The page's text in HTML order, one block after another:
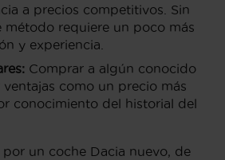
a precios competitivos. Sin
método requiere un poco más
y experiencia.
Comprar a algún conocido
como un precio más
conocimiento del historial del
por un coche Dacia nuevo, de